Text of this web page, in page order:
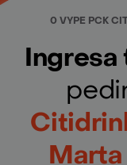
0 VYPE PCK
Marta